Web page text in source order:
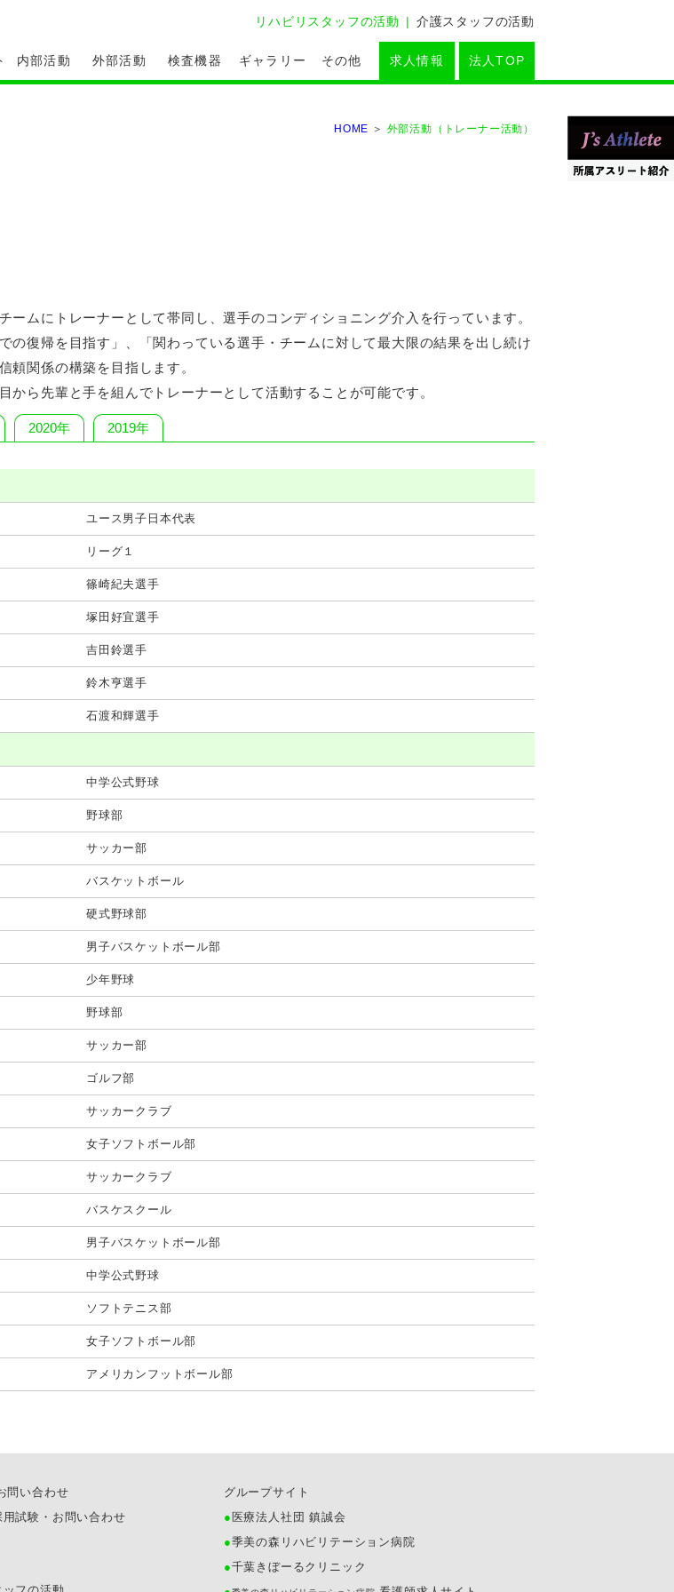
リハビリスタッフの活動 介護スタッフの活動
内部活動 外部活動 検査機器 ギャラリー その他 求人情報 法人TOP
HOME 外部活動（トレーナー活動）
ムにトレーナーとして帯同し、選手のコンディショニング介入を行っています。
の復帰を目指す」、「関わっている選手・チームに対して最大限の結果を出し続け
頼関係の構築を目指します。
ら先輩と手を組んでトレーナーとして活動することが可能です。
2020年 2019年
ユース男子日本代表
リーグ１
篠崎紀夫選手
塚田好宜選手
吉田鈴選手
鈴木亨選手
石渡和輝選手
中学公式野球
野球部
サッカー部
バスケットボール
硬式野球部
男子バスケットボール部
少年野球
野球部
サッカー部
ゴルフ部
サッカークラブ
女子ソフトボール部
サッカークラブ
バスケスクール
男子バスケットボール部
中学公式野球
ソフトテニス部
女子ソフトボール部
アメリカンフットボール部
問い合わせ
用試験・お問い合わせ
グループサイト
医療法人社団 鎮誠会
季美の森リハビリテーション病院
千葉きぼーるクリニック